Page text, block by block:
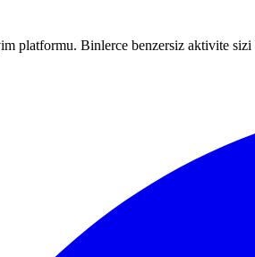
platformu. Binlerce benzersiz aktivite sizi